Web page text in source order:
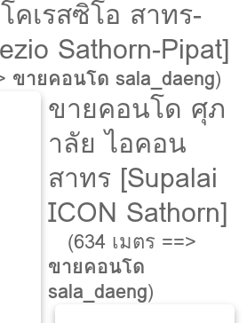
เรสซิโอ สาทร-
Sathorn-Pipat]
ขายคอนโด sala_daeng)
ขายคอนโด ศุภ
าลัย ไอคอน
สาทร [Supalai
ICON Sathorn]
(634 เมตร ==>
ขายคอนโด
sala_daeng)